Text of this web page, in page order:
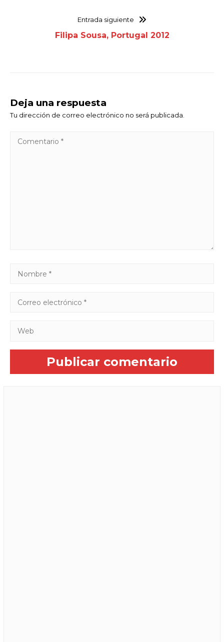
Entrada siguiente
Filipa Sousa, Portugal 2012
Deja una respuesta
Tu dirección de correo electrónico no será publicada.